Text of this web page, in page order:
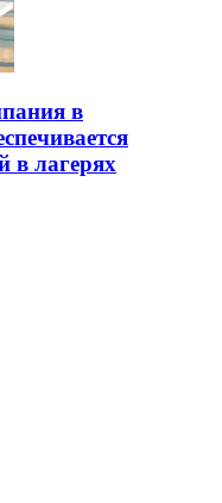
в
в лагерях